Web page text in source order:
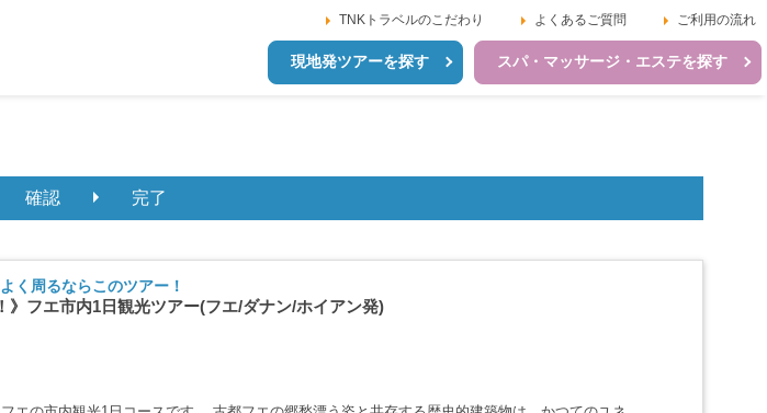
TNKトラベルのこだわり よくあるご質問 ご利用の流れ
現地発ツアーを探す スパ・マッサージ・エステを探す
確認 完了
く周るならこのツアー！
》フエ市内1日観光ツアー(フエ/ダナン/ホイアン発)